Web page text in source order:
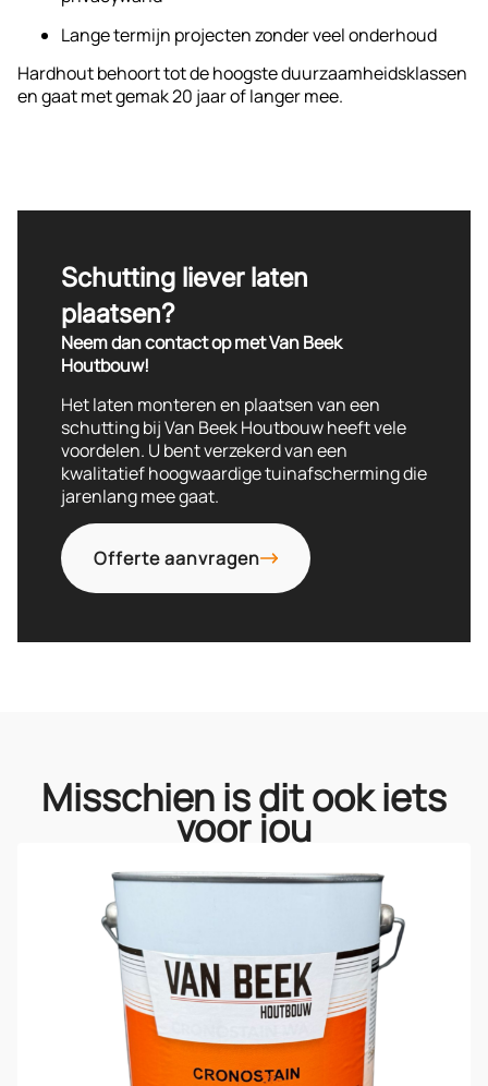
breder, wat ruimtelijk werkt in kleinere tuinen.
Een hardhouten scherm koop je voor de lange termijn –
en dan wil je zeker zijn van topkwaliteit.
Lange termijn projecten zonder veel onderhoud
Hardhout behoort tot de hoogste duurzaamheidsklassen
en gaat met gemak 20 jaar of langer mee.
Schutting liever laten
plaatsen?
Neem dan contact op met Van Beek
Houtbouw!
Het laten monteren en plaatsen van een
schutting bij Van Beek Houtbouw heeft vele
voordelen. U bent verzekerd van een
kwalitatief hoogwaardige tuinafscherming die
jarenlang mee gaat.
Offerte aanvragen
Misschien is dit ook iets
voor jou